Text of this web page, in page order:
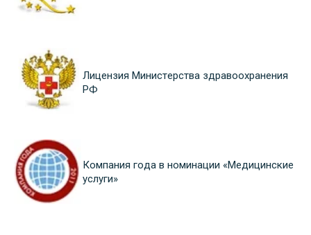
Лицензия Министерства здравоохранения
РФ
Компания года в номинации «Медицинские
услуги»